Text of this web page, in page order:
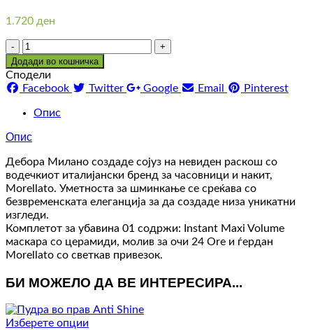
1.720 ден
Количина
Додади во кошничка
Сподели
Facebook
Twitter Google Email Pinterest
Опис
Опис
Дебора Милано создаде сојуз на невиден раскош со
водечкиот италијански бренд за часовници и накит,
Morellato. Уметноста за шминкање се среќава со
безвременската елеганција за да создаде низа уникатни
изгледи.
Комплетот за убавина 01 содржи: Instant Maxi Volume
маскара со церамиди, молив за очи 24 Ore и ѓердан
Morellato со светкав привезок.
БИ МОЖЕЛО ДА ВЕ ИНТЕРЕСИРА...
Изберете опции